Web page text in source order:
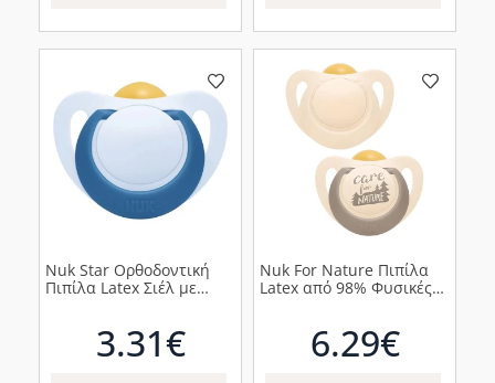
Nuk Star Ορθοδοντική
Πιπίλα Latex Σιέλ με
3.31€
Nuk For Nature Πιπίλα
Latex από 98% Φυσικές
6.29€